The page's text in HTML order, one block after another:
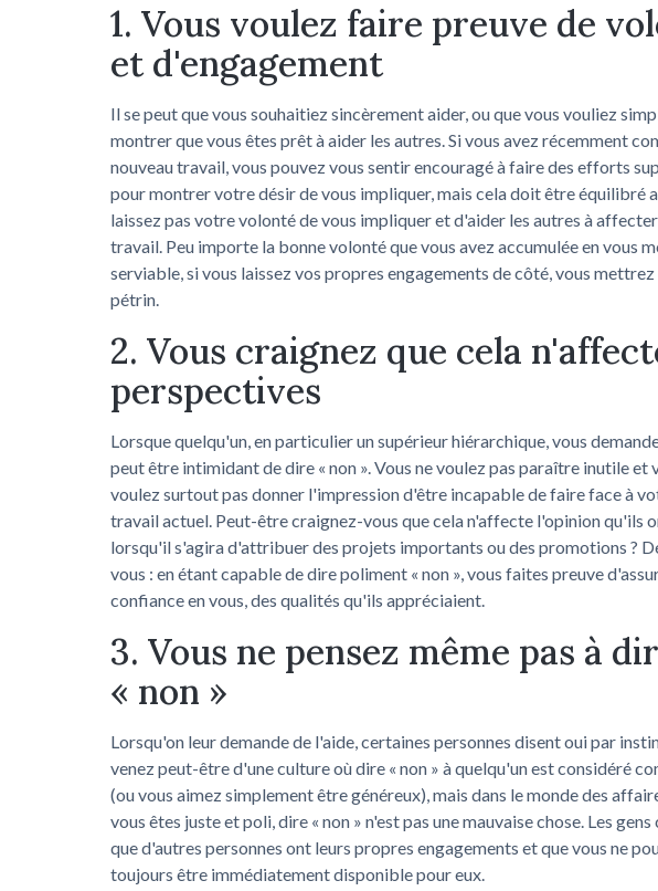
1. Vous voulez faire preuve de
et d'engagement
Il se peut que vous souhaitiez sincèrement aider, ou que vous vouliez
montrer que vous êtes prêt à aider les autres. Si vous avez récemment
nouveau travail, vous pouvez vous sentir encouragé à faire des efforts
pour montrer votre désir de vous impliquer, mais cela doit être équilibré
laissez pas votre volonté de vous impliquer et d'aider les autres à
travail. Peu importe la bonne volonté que vous avez accumulée en vous
serviable, si vous laissez vos propres engagements de côté, vous mettrez
pétrin.
2. Vous craignez que cela
perspectives
Lorsque quelqu'un, en particulier un supérieur hiérarchique, vous
peut être intimidant de dire « non ». Vous ne voulez pas paraître inutile et
voulez surtout pas donner l'impression d'être incapable de faire face à
travail actuel. Peut-être craignez-vous que cela n'affecte l'opinion qu'ils
lorsqu'il s'agira d'attribuer des projets importants ou des promotions ?
vous : en étant capable de dire poliment « non », vous faites preuve
confiance en vous, des qualités qu'ils appréciaient.
3. Vous ne pensez même pas à
« non »
Lorsqu'on leur demande de l'aide, certaines personnes disent oui par
venez peut-être d'une culture où dire « non » à quelqu'un est considéré
(ou vous aimez simplement être généreux), mais dans le monde des
vous êtes juste et poli, dire « non » n'est pas une mauvaise chose. Les
que d'autres personnes ont leurs propres engagements et que vous ne
toujours être immédiatement disponible pour eux.